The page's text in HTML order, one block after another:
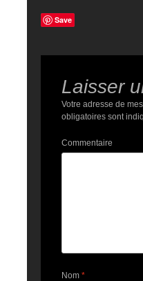
Save
Laisser
Votre adresse de
obligatoires sont
Commentaire
Nom *